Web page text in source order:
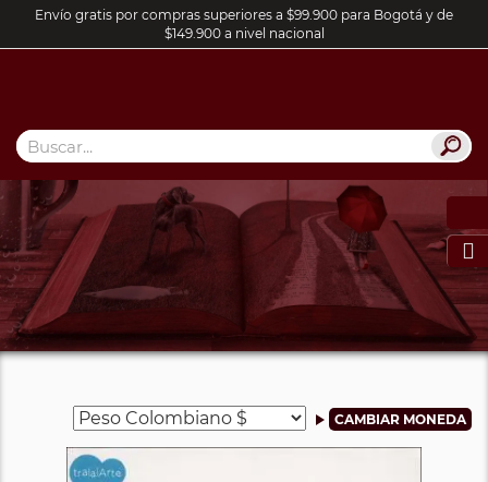
Envío gratis por compras superiores a $99.900 para Bogotá y de
$149.900 a nivel nacional
